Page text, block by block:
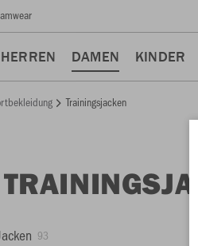
HERREN DAMEN KINDER
Trainingsjacken
93